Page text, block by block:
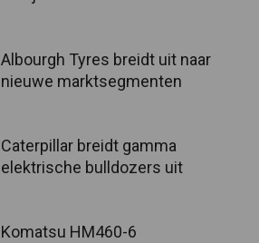
Albourgh Tyres breidt uit naar
nieuwe marktsegmenten
Caterpillar breidt gamma
elektrische bulldozers uit
Komatsu HM460-6